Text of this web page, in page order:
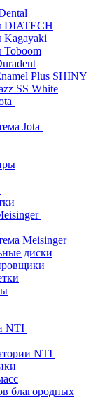
DIATECH
Kagayaki
Toboom
Plus SHINY
SS White
Jota
Meisinger
диски
NTI
NTI
благородных